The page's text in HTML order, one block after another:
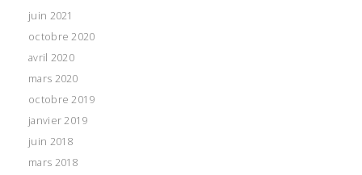
juin 2021
octobre 2020
avril 2020
mars 2020
octobre 2019
janvier 2019
juin 2018
mars 2018